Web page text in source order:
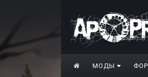
МОДЫ